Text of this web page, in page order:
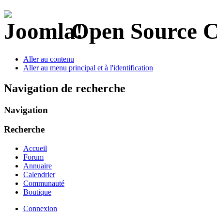
Open Source
Aller au contenu
Aller au menu principal et à l'identification
Navigation de recherche
Navigation
Recherche
Accueil
Forum
Annuaire
Calendrier
Communauté
Boutique
Connexion